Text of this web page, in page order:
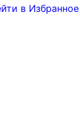
в Избранное